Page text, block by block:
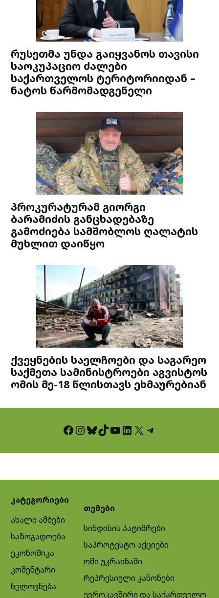
რუსეთმა უნდა გაიყვანოს თავისი
საოკუპაციო ძალები
საქართველოს ტერიტორიიდან –
ნატოს წარმომადგენელი
პროკურატურამ გიორგი
ბარამიძის განცხადებაზე
გამოძიება სამშობლოს ღალატის
მუხლით დაიწყო
ქვეყნების საელჩოები და საგარეო
საქმეთა სამინისტროები აგვისტოს
ომის მე-18 წლისთავს ეხმაურებიან
Facebook InstagramBluesky TikTok YouTube LinkedIn X Telegram
კატეგორიები
ახალი ამბები
საზოგადოება
ეკონომიკა
კომენტარი
ხელოვნება
თემები
სინდისის პატიმრები
საპროტესტო აქციები
ომი უკრაინაში
რეპრესიული კანონები
ევროკავშირი და საქართველო